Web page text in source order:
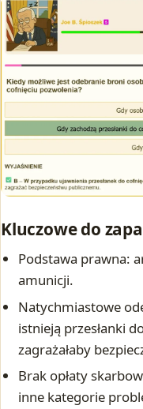
Kluczowe do
Podstawa prawna:
amunicji.
Natychmiastowe
istnieją przesłanki
zagrażałaby
Brak opłaty
inne kategorie